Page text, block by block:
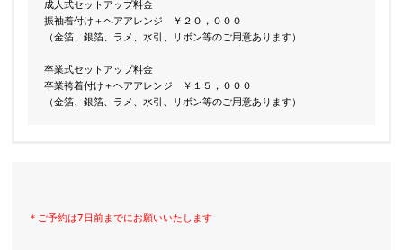
成人式セットアップ料金
振袖着付け＋ヘアアレンジ　￥２０，０００
卒業式セットアップ料金
（金箔、銀箔、ラメ、水引、リボン等のご用意あります）
＊ご予約は7日前までにお願いいたします